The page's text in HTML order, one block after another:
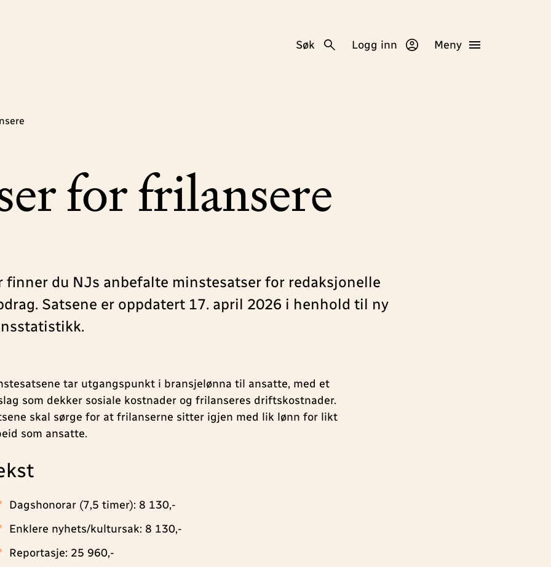
Søk Logg inn Meny
for frilansere
finner du NJs anbefalte minstesatser for redaksjonelle
Satsene er oppdatert 17. april 2026 i henhold til ny
tar utgangspunkt i bransjelønna til ansatte, med et
som dekker sosiale kostnader og frilanseres driftskostnader.
skal sørge for at frilanserne sitter igjen med lik lønn for likt
som ansatte.
Dagshonorar (7,5 timer): 8 130,-
Enklere nyhets/kultursak: 8 130,-
Reportasje: 25 960,-